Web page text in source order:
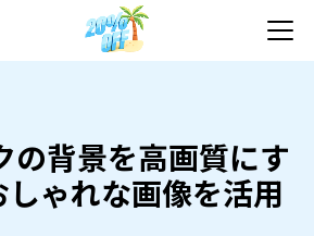
の背景を高画質にす
ゃれな画像を活用